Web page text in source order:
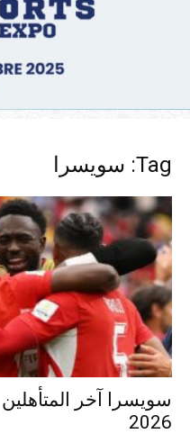
Tag: سويسرا
سويسرا آخر
2026